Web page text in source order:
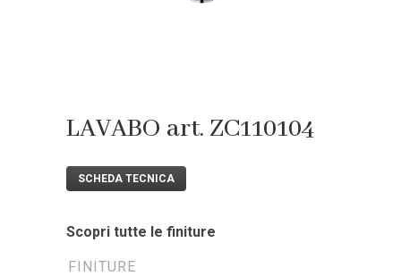
LAVABO art. ZC110104
SCHEDA TECNICA
Scopri tutte le finiture
FINITURE